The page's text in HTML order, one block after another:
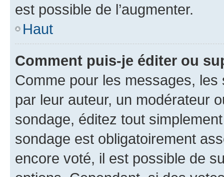
est possible de l’augmenter.
Haut
Comment puis-je éditer ou
Comme pour les messages,
par leur auteur, un modérateur
sondage, éditez tout
sondage est obligatoirement
encore voté, il est possible de